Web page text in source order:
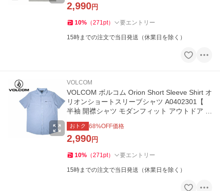
2,990円
10% （271pt） 要エントリー
15時までの注文で当日発送（休業日を除く）
VOLCOM
VOLCOM ボルコム Orion Short Sleeve Shirt オ
リオンショートスリーブシャツ A0402301【
半袖 開襟シャツ モダンフィット アウトドア 】
【メール便・代引不可】
おトク 68%OFF価格
2,990円
10% （271pt） 要エントリー
15時までの注文で当日発送（休業日を除く）